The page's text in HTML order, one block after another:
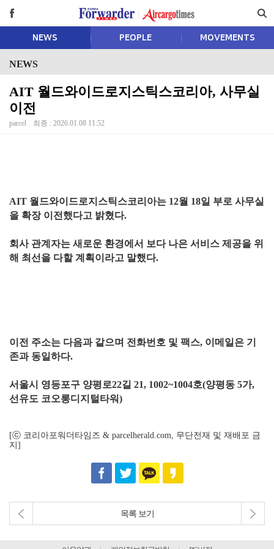
NEWS PEOPLE MOVEMENTS
NEWS
AIT 월드와이드로지스틱스코리아, 사무실
이전
parcel 최종 : 2026.01.08 11:52
AIT 월드와이드로지스틱스코리아는 12월 18일 부로 사무실
을 확장 이전했다고 밝혔다.
회사 관계자는 새로운 환경에서 보다 나은 서비스 제공을 위
해 최선을 다할 계획이라고 말했다.
이전 주소는 다음과 같으며 전화번호 및 팩스, 이메일은 기
존과 동일하다.
서울시 영등포구 양평로22길 21, 1002~1004호(양평동 5가,
선유도 코오롱디지털타워)
[ⓒ 코리아포워더타임즈 & parcelherald.com, 무단전재 및 재배포 금
지]
목록 보기